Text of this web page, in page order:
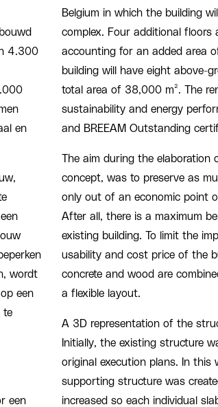
4.300
en
wordt
een
te
een
Belgium in which the building
complex. Four additional floors
accounting for an added area
building will have eight above-
total area of 38,000 m². The
sustainability and energy
and BREEAM Outstanding
The aim during the elaboration
concept, was to preserve as
only out of an economic point
After all, there is a maximum
existing building. To limit the
usability and cost price of the
concrete and wood are
a flexible layout.
A 3D representation of the
Initially, the existing structure
original execution plans. In this
supporting structure was
increased so each individual